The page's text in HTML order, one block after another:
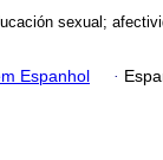
sexual;
Espanhol ·